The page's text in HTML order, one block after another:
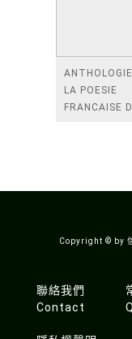
LA POESIE
FRANCAISE
Copyright © by
聯絡我們
Contact